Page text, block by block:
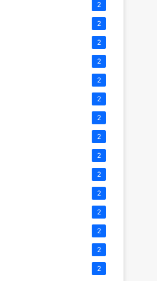
2
2
2
2
2
2
2
2
2
2
2
2
2
2
2